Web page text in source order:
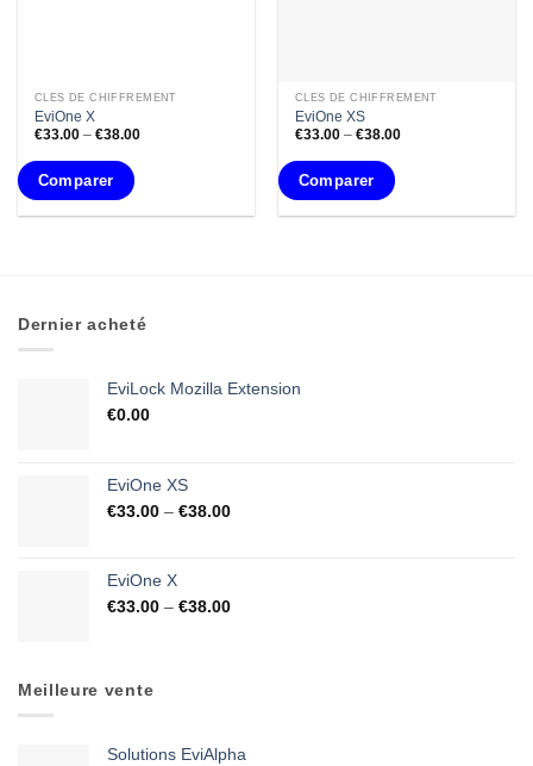
CLÉS DE CHIFFREMENT
EviOne X
€33.00– €38.00
Comparer
CLÉS DE CHIFFREMENT
EviOne XS
€33.00– €38.00
Comparer
Dernier acheté
EviLock Mozilla Extension
€0.00
EviOne XS
€33.00 – €38.00
EviOne X
€33.00 – €38.00
Meilleure vente
Solutions EviAlpha